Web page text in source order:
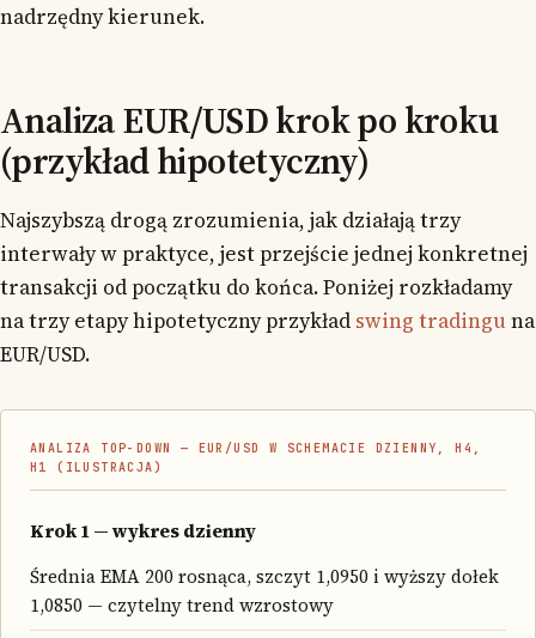
nadrzędny kierunek.
Analiza EUR/USD krok po kroku
(przykład hipotetyczny)
Najszybszą drogą zrozumienia, jak działają trzy
interwały w praktyce, jest przejście jednej konkretnej
transakcji od początku do końca. Poniżej rozkładamy
na trzy etapy hipotetyczny przykład swing tradinguna
EUR/USD.
ANALIZA TOP-DOWN — EUR/USD W SCHEMACIE DZIENNY, H4,
H1 (ILUSTRACJA)
Krok 1 — wykres dzienny
Średnia EMA 200 rosnąca, szczyt 1,0950 i wyższy dołek
1,0850 — czytelny trend wzrostowy